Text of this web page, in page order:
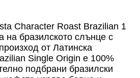
Character Roast Brazilian 1
на бразилското слънце с
от Латинска
Single Origin е 100%
подбрани бразилски